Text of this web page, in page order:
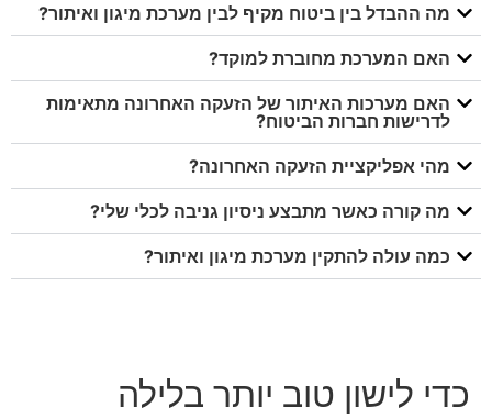
מה ההבדל בין ביטוח מקיף לבין מערכת מיגון ואיתור?
האם המערכת מחוברת למוקד?
האם מערכות האיתור של הזעקה האחרונה מתאימות
לדרישות חברות הביטוח?
מהי אפליקציית הזעקה האחרונה?
מה קורה כאשר מתבצע ניסיון גניבה לכלי שלי?
כמה עולה להתקין מערכת מיגון ואיתור?
כדי לישון טוב יותר בלילה